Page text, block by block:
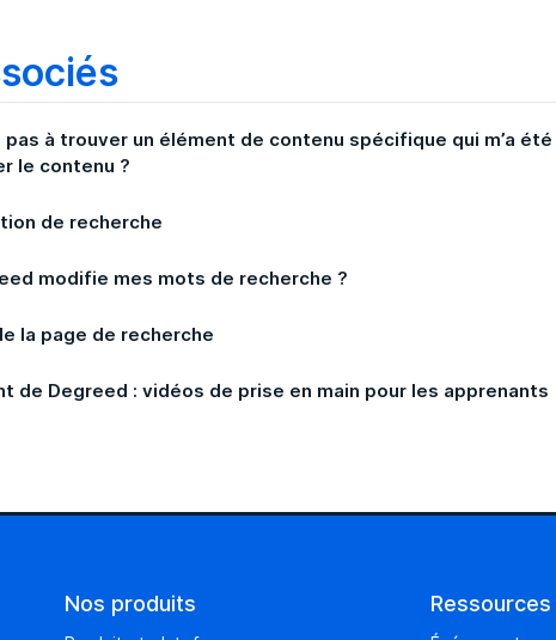
à trouver un élément de contenu spécifique qui m’a
le contenu ?
de recherche
modifie mes mots de recherche ?
la page de recherche
de Degreed : vidéos de prise en main pour les apprenants
Nos produits Ressources